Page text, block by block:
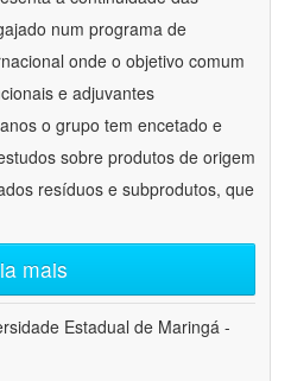
num programa de
onde o objetivo comum
e adjuvantes
o grupo tem encetado e
sobre produtos de origem
resíduos e subprodutos, que
mais
Estadual de Maringá -